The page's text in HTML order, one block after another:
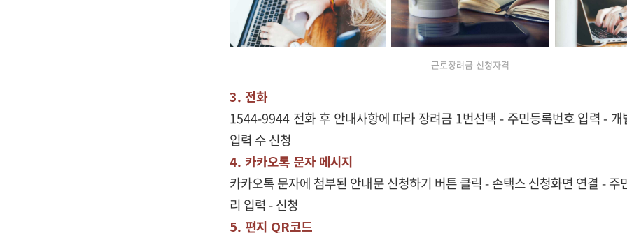
근로장려금 신청자격
3. 전화
1544-9944 전화 후 안내사항에 따라 장려금 1번선택 - 주민등록번호 입력 - 개
입력 수 신청
4. 카카오톡 문자 메시지
카카오톡 문자에 첨부된 안내문 신청하기 버튼 클릭 - 손택스 신청화면 연결 - 주
리 입력 - 신청
5. 편지 QR코드